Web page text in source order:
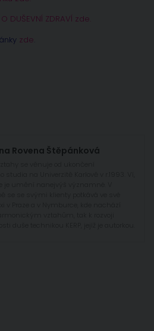
O DUŠEVNÍ ZDRAVÍ zde.
zde
Rovena Štěpánková